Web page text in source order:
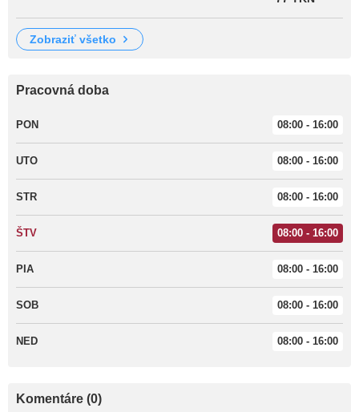
zobraziť všetko
Pracovná doba
PON 08:00 - 16:00
UTO 08:00 - 16:00
STR 08:00 - 16:00
ŠTV 08:00 - 16:00
PIA 08:00 - 16:00
SOB 08:00 - 16:00
NED 08:00 - 16:00
Komentáre (0)